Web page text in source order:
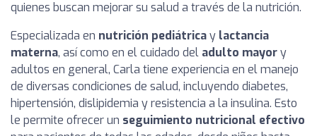
quienes buscan mejorar su salud a través de la nutrición.
Especializada en nutrición pediátricay lactancia
materna, así como en el cuidado del adulto mayory
adultos en general, Carla tiene experiencia en el manejo
de diversas condiciones de salud, incluyendo diabetes,
hipertensión, dislipidemia y resistencia a la insulina. Esto
le permite ofrecer un seguimiento nutricional efectivo